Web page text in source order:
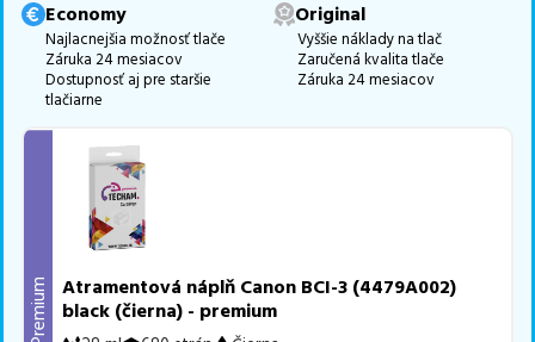
Ak si pri výbere nie ste istí, ktoré riešenie je pre vaše potreby
najvhodnejšie, alebo máte akékoľvek ďalšie otázky, môžete sa na
nás kedykoľvek obrátiť e-mailom alebo telefonicky. Sme tu, aby
Economy
Najlacnejšia možnosť tlače
Záruka 24 mesiacov
Dostupnosť aj pre staršie
tlačiarne
Original
Vyššie náklady na tlač
Zaručená kvalita tlače
Záruka 24 mesiacov
Premium
Atramentová náplň Canon BCI-3 (4479A002)
black (čierna) - premium